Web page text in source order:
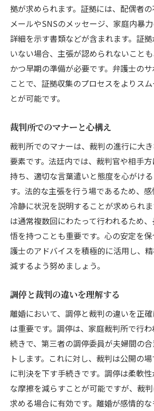
拠が求められます。証拠には、配偶者
メールやSNSのメッセージ、家庭内暴
詳細を示す書類などが含まれます。証
いない場合、主張が認められないこと
かつ早期の準備が必要です。弁護士の
ことで、証拠収集のプロセスをよりス
とが可能です。
裁判所でのマナーと心構え
裁判所でのマナーは、裁判の進行に大
要素です。法廷内では、裁判官や相手
持ち、適切な言葉遣いと態度を心がけ
す。法的な主張を行う場であるため、感
冷静に状況を説明することが求められ
は通常複数回にわたって行われるため
悟を持つことも重要です。心の安定を
護士のアドバイスを積極的に活用し、
減するよう努めましょう。
調停と裁判の違いを理解する
離婚において、調停と裁判の違いを正
は重要です。調停は、家庭裁判所で行
続きで、第三者の調停委員が夫婦間の
トします。これに対し、裁判は公開の
に判決を下す手続きです。調停は柔軟
な摩擦を減らすことが可能ですが、裁
求める場合に有効です。離婚が感情的